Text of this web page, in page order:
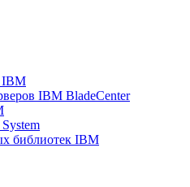
IBM
IBM BladeCenter
библиотек IBM